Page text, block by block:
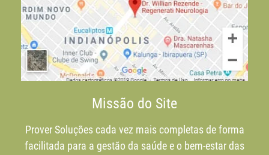
Missão do Site
Prover Soluções cada vez mais completas de forma
facilitada para a gestão da saúde e o bem-estar das